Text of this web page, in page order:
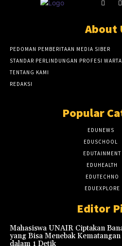
About
PEDOMAN PEMBERITAAN MEDIA SIBER
STANDAR PERLINDUNGAN PROFESI
TENTANG KAMI
REDAKSI
Popular
EDUNEWS
EDUSCHOOL
EDUTAINMENT
EDUHEALTH
EDUTECHNO
EDUEXPLORE
Editor
Mahasiswa UNAIR Ciptakan
yang Bisa Menebak
dalam 1 Detik